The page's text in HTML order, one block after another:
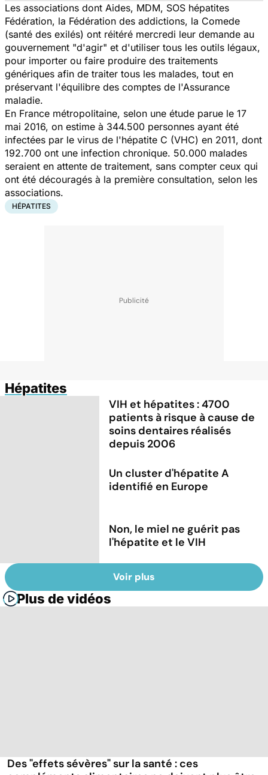
Les associations dont Aides, MDM, SOS hépatites
Fédération, la Fédération des addictions, la Comede
(santé des exilés) ont réitéré mercredi leur demande au
gouvernement "d'agir" et d'utiliser tous les outils légaux,
pour importer ou faire produire des traitements
génériques afin de traiter tous les malades, tout en
préservant l'équilibre des comptes de l'Assurance
maladie.
En France métropolitaine, selon une étude parue le 17
mai 2016, on estime à 344.500 personnes ayant été
infectées par le virus de l'hépatite C (VHC) en 2011, dont
192.700 ont une infection chronique. 50.000 malades
seraient en attente de traitement, sans compter ceux qui
ont été découragés à la première consultation, selon les
associations.
HÉPATITES
Hépatites
VIH et hépatites : 4700
patients à risque à cause de
soins dentaires réalisés
depuis 2006
Un cluster d'hépatite A
identifié en Europe
Non, le miel ne guérit pas
l'hépatite et le VIH
Voir plus
Plus de vidéos
Des "effets sévères" sur la santé : ces